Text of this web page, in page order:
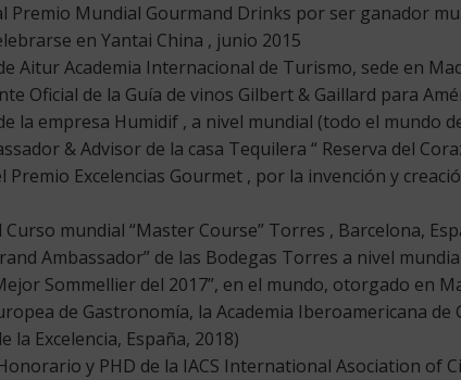
Premio Mundial Gourmand Drinks por ser ganador
en Yantai China , junio 2015
Aitur Academia Internacional de Turismo, sede en
Oficial de la Guía de vinos Gilbert & Gaillard para
la empresa Humidif , a nivel mundial (todo el mundo
& Advisor de la casa Tequilera “ Reserva del
Premio Excelencias Gourmet , por la invención y
Curso mundial “Master Course” Torres , Barcelona,
Ambassador” de las Bodegas Torres a nivel
Sommellier del 2017”, en el mundo, otorgado en
de Gastronomía, la Academia Iberoamericana
la Excelencia, España, 2018)
y PHD de la IACS International Asociation of